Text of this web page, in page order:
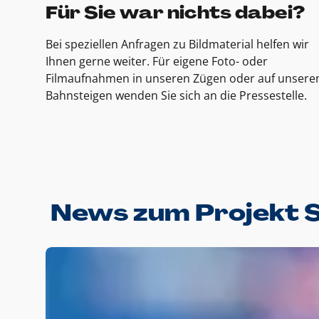
Für Sie war nichts dabei?
Bei speziellen Anfragen zu Bildmaterial helfen wir
Ihnen gerne weiter. Für eigene Foto- oder
Filmaufnahmen in unseren Zügen oder auf
Bahnsteigen wenden Sie sich an die Pressestelle.
News zum Projekt